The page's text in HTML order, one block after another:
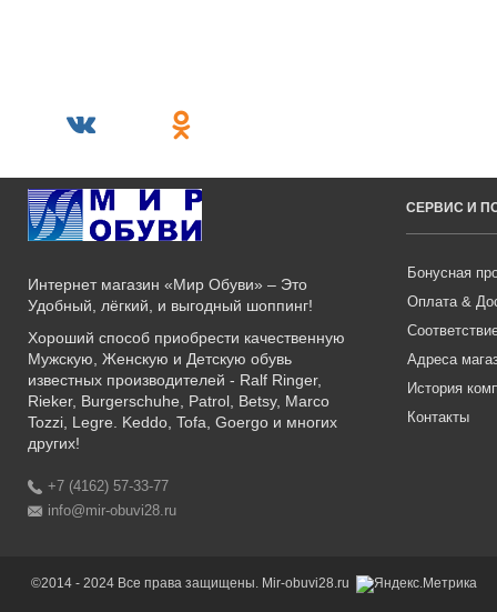
Интернет магазин «Мир Обуви» – Это
Удобный, лёгкий, и выгодный шоппинг!
Хороший способ приобрести качественную
Мужскую, Женскую и Детскую обувь
известных производителей - Ralf Ringer,
Rieker, Burgerschuhe, Patrol, Betsy, Marco
Tozzi, Legre. Keddo, Tofa, Goergo и многих
других!
+7 (4162) 57-33-77
info@mir-obuvi28.ru
СЕРВИС И
Бонусная
Оплата &
Адреса
История
Контакты
©2014 - 2024 Все права защищены. Mir-obuvi28.ru